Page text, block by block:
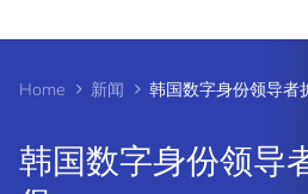
Home 新闻
韩国数字身份领导